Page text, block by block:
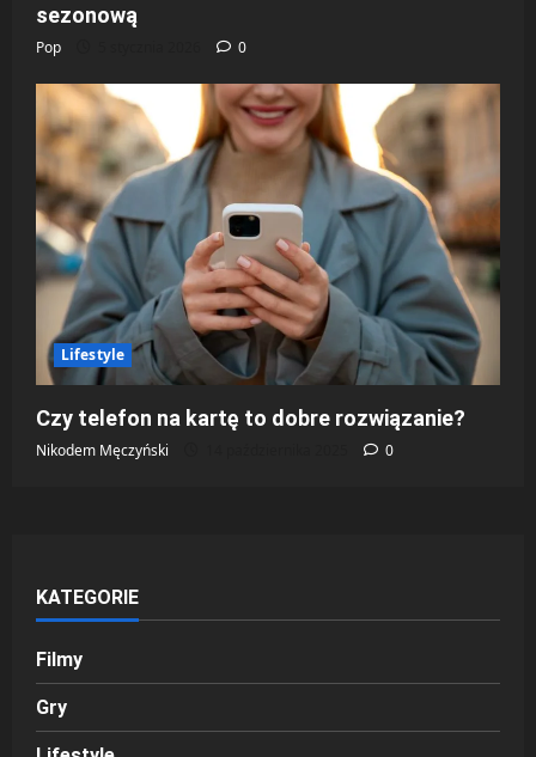
sezonową
Pop 0
Lifestyle
Czy telefon na kartę to dobre rozwiązanie?
Nikodem Męczyński 0
KATEGORIE
Filmy
Gry